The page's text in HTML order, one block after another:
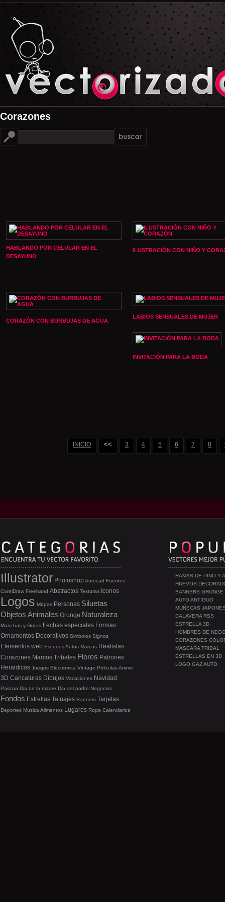
Corazones
HABLANDO POR CELULAR EN EL
DESAYUNO
ILUSTRACIÓN CON NIÑO Y
CORAZÓN CON BURBUJAS DE AGUA
LABIOS SENSUALES DE MUJER
INVITACIÓN PARA LA BODA
INICIO << 3 4 5 6 7 8
RAMAS DE PINO Y
HUEVOS
BANNERS GRUNGE
AUTO ANTIGUO
MUÑECAS
CALAVERA RSS
ESTRELLA 3D
HOMBRES DE
CORAZONES
MÁSCARA TRIBAL
ESTRELLAS EN 3D
LOGO GAZ AUTO
Illustrator Photoshop Autocad Fuentes
CorelDraw Freehand Abstractos Texturas Iconos
Logos Mapas Personas Siluetas
Objetos Animales Grunge Naturaleza
Manchas y Gotas Fechas especiales Formas
Ornamentos Decorativos Simbolos Signos
Elementos web EscudosAutos Marcas Realistas
Corazones Marcos Tribales Flores Patrones
Heraldicos Juegos Electronica Vintage PeliculasAnime
3D Caricaturas Dibujos Vacaciones Navidad
Pascua Dia de la madre Dia del padre Negocios
Fondos Estrellas Tatuajes Banners Tarjetas
Deportes Musica Alimentos Lugares Ropa Calendarios